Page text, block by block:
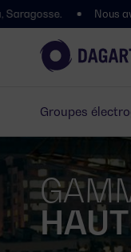
Groupes
avons déménagé !